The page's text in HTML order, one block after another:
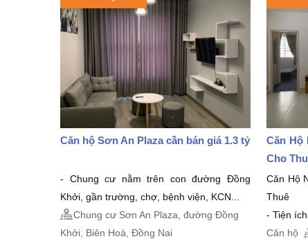
Căn hộ Sơn An Plaza cần bán giá 1.3 tỷ
- Chung cư nằm trên con đường Đồng
Khởi, gần trường, chợ, bệnh viện, KCN...
Chung cư Sơn An Plaza, đường Đồng
Khởi, Biên Hoà, Đồng Nai
Căn Hộ
Cho
Căn Hộ
Thuê
- Tiện
Căn hộ